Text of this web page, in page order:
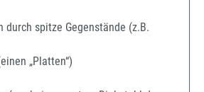
durch spitze Gegenstände (z.B.
„Platten“)